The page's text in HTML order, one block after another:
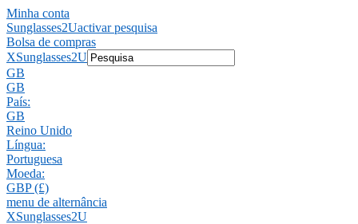
Minha conta
Sunglasses2Uactivar pesquisa
Bolsa de compras
XSunglasses2U
GB
GB
País:
GB
Reino Unido
Língua:
Portuguesa
Moeda:
GBP (£)
menu de alternância
XSunglasses2U